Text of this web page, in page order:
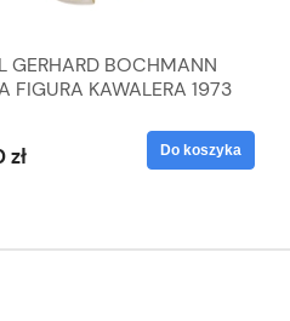
GERHARD BOCHMANN
FIGURA KAWALERA 1973
Do koszyka